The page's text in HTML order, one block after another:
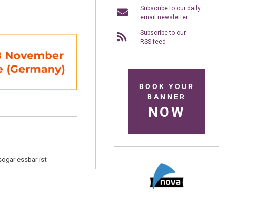
essbar ist
Subscribe to our daily
email newsletter
Subscribe to our
RSS feed
BOOK YOUR
BANNER
NOW